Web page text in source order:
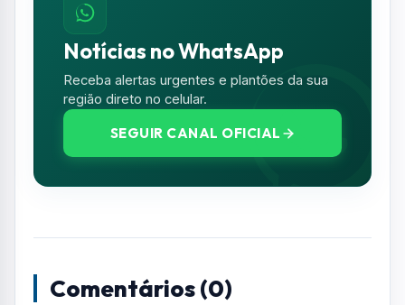
Notícias no WhatsApp
Receba alertas urgentes e plantões da sua
região direto no celular.
SEGUIR CANAL OFICIAL
Comentários (0)